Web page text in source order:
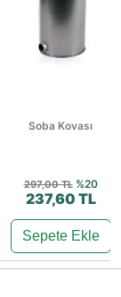
Soba Kovası
297,00 TL %20
237,60 TL
Sepete Ekle